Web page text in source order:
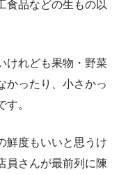
食品などの生もの以
けれども果物・野菜
かったり、小さかっ
。
鮮度もいいと思うけ
員さんが最前列に陳